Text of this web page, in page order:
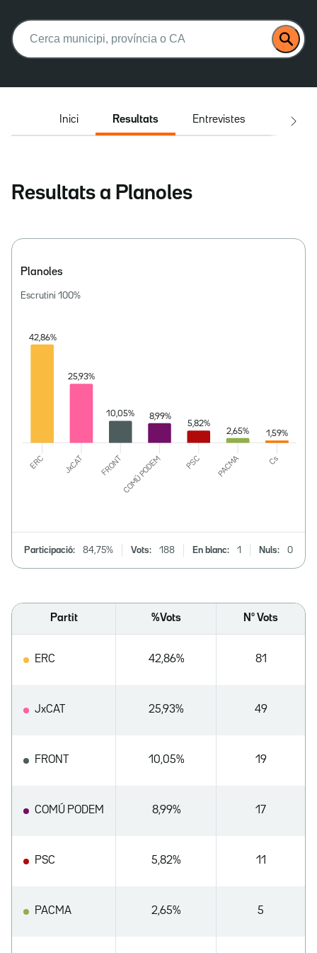
Buscar:
Inici Resultats Entrevistes El
Resultats a Planoles
Planoles
Escrutini 100%
Participació: 84,75% Vots: 188 En blanc: 1 Nuls: 0
Partit %Vots Nº Vots
ERC 42,86% 81
JxCAT 25,93% 49
FRONT 10,05% 19
COMÚ PODEM 8,99% 17
PSC 5,82% 11
PACMA 2,65% 5